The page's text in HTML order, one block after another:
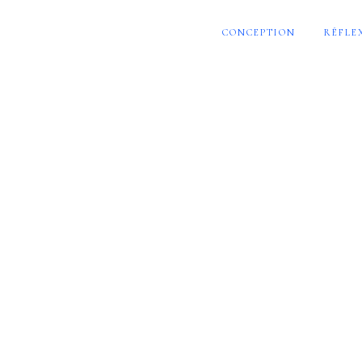
CONCEPTION